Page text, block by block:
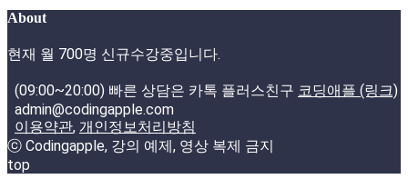
About
현재 월 700명 신규수강중입니다.
(09:00~20:00) 빠른 상담은 카톡 플러스친구 코딩애플 (링크)
admin@codingapple.com
이용약관, 개인정보처리방침
ⓒ Codingapple, 강의 예제, 영상 복제 금지
top